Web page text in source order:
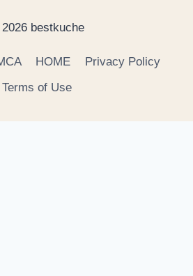
bestkuche
HOME
Privacy Policy
Terms of Use